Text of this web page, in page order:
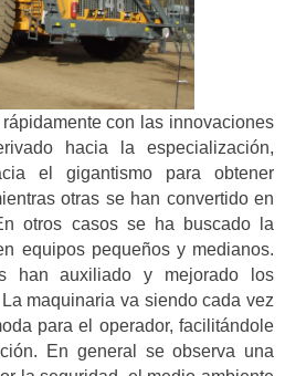
con las innovaciones
hacia la especialización,
el gigantismo para obtener
otras se han convertido en
otros casos se ha buscado la
equipos pequeños y medianos.
han auxiliado y mejorado los
maquinaria va siendo cada vez
para el operador, facilitándole
En general se observa una